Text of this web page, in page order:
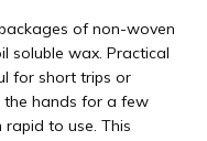
of non-woven
soluble wax. Practical
for short trips or
the hands for a few
rapid to use. This